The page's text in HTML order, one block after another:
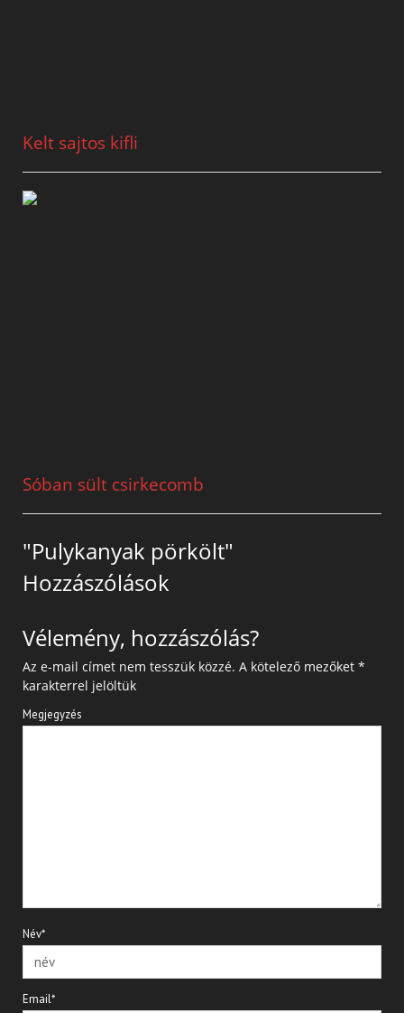
Kelt sajtos kifli
Sóban sült csirkecomb
"Pulykanyak pörkölt"
Hozzászólások
Vélemény, hozzászólás?
Az e-mail címet nem tesszük közzé. A kötelező mezőket *
karakterrel jelöltük
Megjegyzés
Név*
Email*